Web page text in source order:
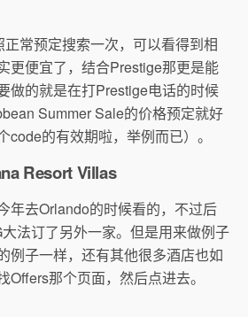
常预定搜索一次，可以看得到相
更便宜了，结合Prestige那更是能
做的就是在打Prestige电话的时候
Summer Sale的价格预定就好
code的有效期啦，举例而已）。
Resort Villas
年去Orlando的时候看的，不过后
法订了另外一家。但是用来做例子
例子一样，还有其他很多酒店也如
Offers那个页面，然后点进去。